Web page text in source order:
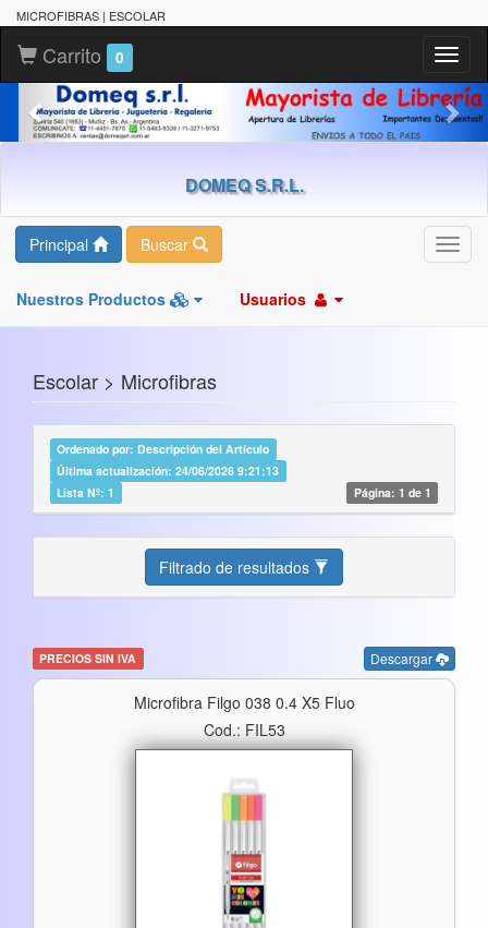
MICROFIBRAS | ESCOLAR
Carrito 0
DOMEQ S.R.L.
Principal Buscar
Nuestros Productos Usuarios
Escolar > Microfibras
Ordenado por: Descripción del Artículo
Última actualización: 24/06/2026 9:21:13
Lista Nº: 1
Página: 1 de 1
Filtrado de resultados
PRECIOS SIN IVA Descargar
Microfibra Filgo 038 0.4 X5 Fluo
Cod.: FIL53